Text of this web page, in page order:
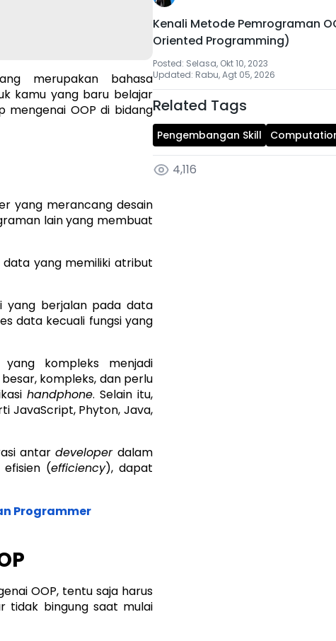
merupakan bahasa
kamu yang baru belajar
OOP di bidang
yang merancang desain
lain yang membuat
data yang memiliki atribut
yang berjalan pada data
data kecuali fungsi yang
yang kompleks menjadi
kompleks, dan perlu
handphone. Selain itu,
JavaScript, Phyton, Java,
antardeveloperdalam
efisien (efficiency), dapat
Programmer
OOP, tentu saja harus
tidak bingung saat mulai
Kenali Metode Pemrograman
Oriented Programming)
Posted: Selasa, Okt 10, 2023
Updated: Rabu, Agt 05, 2026
Related Tags
Pengembangan Skill
4,116